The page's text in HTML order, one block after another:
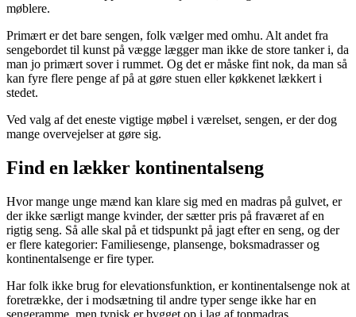
møblere.
Primært er det bare sengen, folk vælger med omhu. Alt andet fra
sengebordet til kunst på vægge lægger man ikke de store tanker i, da
man jo primært sover i rummet. Og det er måske fint nok, da man så
kan fyre flere penge af på at gøre stuen eller køkkenet lækkert i
stedet.
Ved valg af det eneste vigtige møbel i værelset, sengen, er der dog
mange overvejelser at gøre sig.
Find en lækker kontinentalseng
Hvor mange unge mænd kan klare sig med en madras på gulvet, er
der ikke særligt mange kvinder, der sætter pris på fraværet af en
rigtig seng. Så alle skal på et tidspunkt på jagt efter en seng, og der
er flere kategorier: Familiesenge, plansenge, boksmadrasser og
kontinentalsenge er fire typer.
Har folk ikke brug for elevationsfunktion, er kontinentalsenge nok at
foretrække, der i modsætning til andre typer senge ikke har en